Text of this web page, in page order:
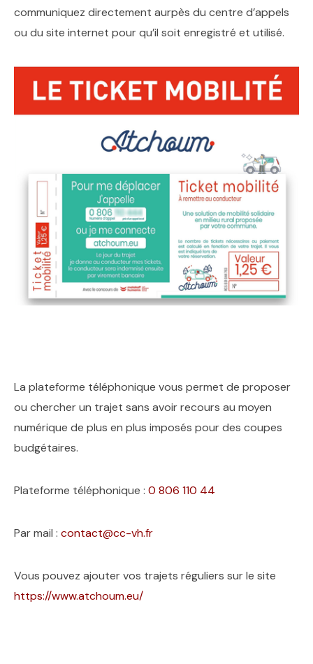
communiquez directement aurpès du centre d’appels
ou du site internet pour qu’il soit enregistré et utilisé.
La plateforme téléphonique vous permet de proposer
ou chercher un trajet sans avoir recours au moyen
numérique de plus en plus imposés pour des coupes
budgétaires.
Plateforme téléphonique : 0 806 110 44
Par mail : contact@cc-vh.fr
Vous pouvez ajouter vos trajets réguliers sur le site
https://www.atchoum.eu/